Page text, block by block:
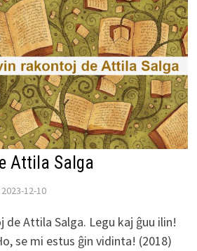
Attila Salga
2023-12-10
de Attila Salga. Legu kaj ĝuu ilin!
se mi estus ĝin vidinta! (2018)